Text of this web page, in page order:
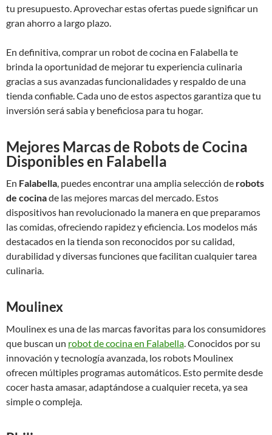
tu presupuesto. Aprovechar estas ofertas puede significar un
gran ahorro a largo plazo.
En definitiva, comprar un robot de cocina en Falabella te
brinda la oportunidad de mejorar tu experiencia culinaria
gracias a sus avanzadas funcionalidades y respaldo de una
tienda confiable. Cada uno de estos aspectos garantiza que tu
inversión será sabia y beneficiosa para tu hogar.
Mejores Marcas de Robots de Cocina
Disponibles en Falabella
En Falabella, puedes encontrar una amplia selección de robots
de cocinade las mejores marcas del mercado. Estos
dispositivos han revolucionado la manera en que preparamos
las comidas, ofreciendo rapidez y eficiencia. Los modelos más
destacados en la tienda son reconocidos por su calidad,
durabilidad y diversas funciones que facilitan cualquier tarea
culinaria.
Moulinex
Moulinex es una de las marcas favoritas para los consumidores
que buscan un robot de cocina en Falabella. Conocidos por su
innovación y tecnología avanzada, los robots Moulinex
ofrecen múltiples programas automáticos. Esto permite desde
cocer hasta amasar, adaptándose a cualquier receta, ya sea
simple o compleja.